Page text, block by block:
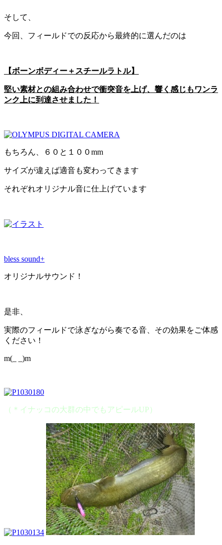
そして、
今回、フィールドでの反応から最終的に選んだのは
【ボーンボディー＋スチールラトル】
堅い素材との組み合わせで衝突音を上げ、響く感じもワンラ
ンク上に到達させました！
もちろん、６０と１００mm
サイズが違えば適音も変わってきます
それぞれオリジナル音に仕上げています
bless sound+
オリジナルサウンド！
是非、
実際のフィールドで泳ぎながら奏でる音、その効果をご体感
ください！
m(_ _)m
（＊イナッコの大群の中でもアピールUP）